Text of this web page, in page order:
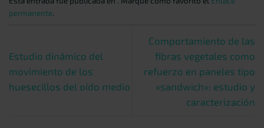
permanente.
Estudio dinámico del
movimiento de los
huesecillos del oído medio
Comportamiento de las
fibras vegetales como
refuerzo en paneles tipo
«sandwich»: estudio y
caracterización